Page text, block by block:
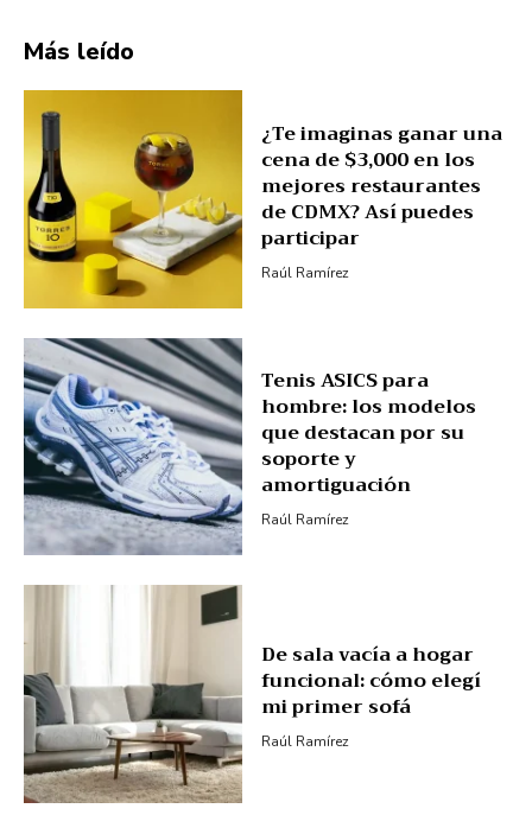
Más leído
¿Te imaginas ganar una
cena de $3,000 en los
mejores restaurantes
de CDMX? Así puedes
participar
Raúl Ramírez
Tenis ASICS para
hombre: los modelos
que destacan por su
soporte y
amortiguación
Raúl Ramírez
De sala vacía a hogar
funcional: cómo elegí
mi primer sofá
Raúl Ramírez